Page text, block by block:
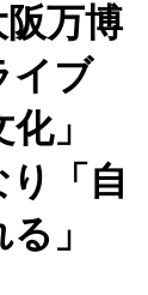
阪万博
イブ
化」
「自
」